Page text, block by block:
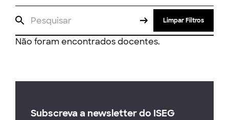
Limpar Filtros
Não foram encontrados docentes.
Subscreva a newsletter do ISEG